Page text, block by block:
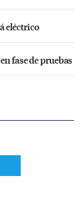
eléctrico
fase de pruebas